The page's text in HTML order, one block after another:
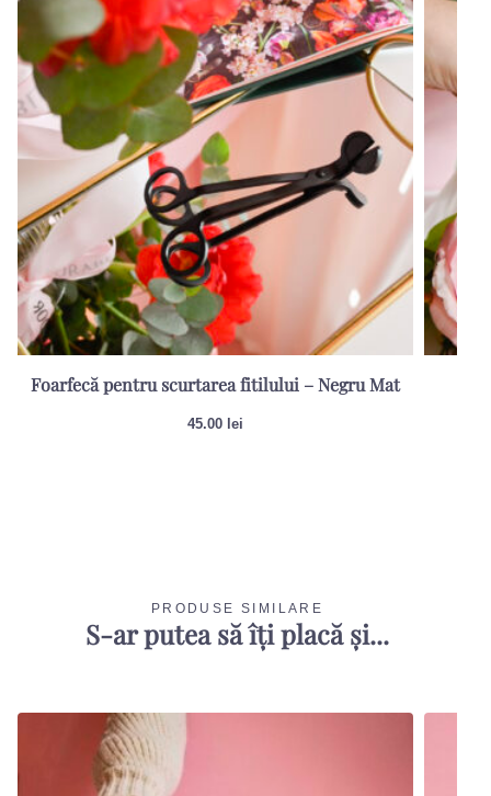
Foarfecă pentru scurtarea fitilului – Negru Mat
45.00 lei
PRODUSE SIMILARE
S-ar putea să îți placă și...